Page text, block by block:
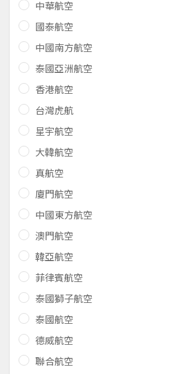
中華航空
國泰航空
中國南方航空
泰國亞洲航空
香港航空
台灣虎航
星宇航空
大韓航空
真航空
廈門航空
中國東方航空
澳門航空
韓亞航空
菲律賓航空
泰國獅子航空
泰國航空
德威航空
聯合航空